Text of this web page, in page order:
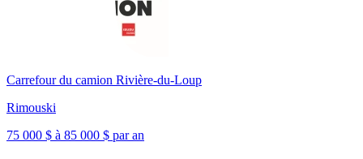
Carrefour du camion Rivière-du-Loup
Rimouski
75 000 $ à 85 000 $ par an